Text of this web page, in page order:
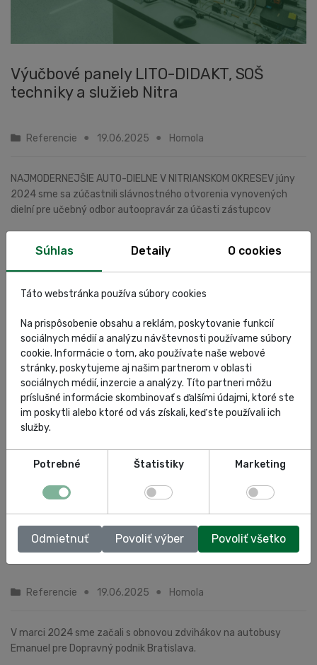
Výučbové panely LITO-DIDAKT, SOŠ
techniky a služieb Nitra
Referencie 19.06.2025 Homola
NAJMODERNEJŠIE AUTO-DIELNE V NITRIANSKOM OKRESEV júny
2024 sme sa zúčastnili slávnostného otvorenia vynovených
dielní pre učebný odbor autoopravár za účasti zástupcov
DPB Vozovňa Trnávka
Referencie 19.06.2025 Homola
V marci 2024 sme začali s obnovou zdvihákov na autobusy
Emanuel pre Dopravný podnik Bratislava.
Súhlas Detaily O cookies
Táto webstránka používa súbory cookies
Na prispôsobenie obsahu a reklám, poskytovanie funkcií
sociálnych médií a analýzu návštevnosti používame súbory
cookie. Informácie o tom, ako používate naše webové
stránky, poskytujeme aj našim partnerom v oblasti
sociálnych médií, inzercie a analýzy. Títo partneri môžu
príslušné informácie skombinovať s ďalšími údajmi, ktoré ste
im poskytli alebo ktoré od vás získali, keď ste používali ich
služby.
Potrebné Štatistiky Marketing
Odmietnuť Povoliť výber Povoliť všetko